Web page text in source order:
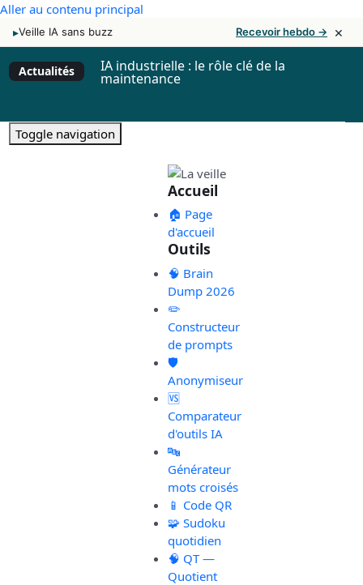
Aller au contenu principal
▸Veille IA sans buzz Recevoir hebdo → ×
Actualités IA industrielle : le rôle clé de la
maintenance
Toggle navigation
Accueil
🏠 Page
d'accueil
Outils
🧠 Brain
Dump 2026
✏️
Constructeur
de prompts
🛡️
Anonymiseur
🆚
Comparateur
d'outils IA
🔤
Générateur
mots croisés
📱 Code QR
🧩 Sudoku
quotidien
🧠 QT —
Quotient